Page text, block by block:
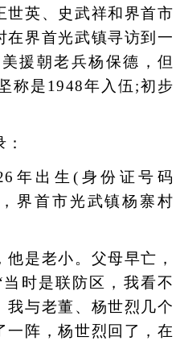
世英、史武祥和界首市
在界首光武镇寻访到一
援朝老兵杨保德，但
称是1948年入伍;初步
出生(身份证号码
界首市光武镇杨寨村
是老小。父母早亡，
时是联防区，我看不
我与老董、杨世烈几个
一阵，杨世烈回了，在